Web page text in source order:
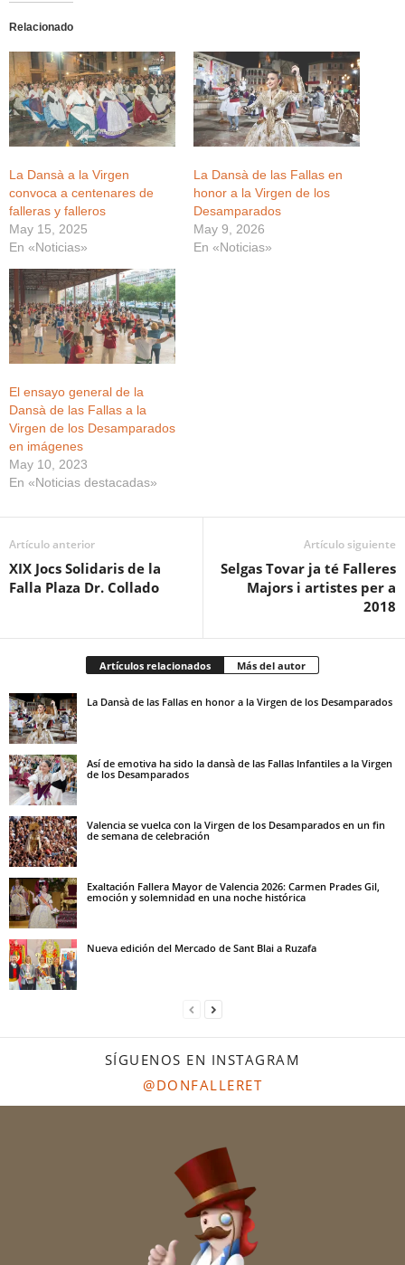
Relacionado
La Dansà a la Virgen
convoca a centenares de
falleras y falleros
May 15, 2025
En «Noticias»
La Dansà de las Fallas en
honor a la Virgen de los
Desamparados
May 9, 2026
En «Noticias»
El ensayo general de la
Dansà de las Fallas a la
Virgen de los Desamparados
en imágenes
May 10, 2023
En «Noticias destacadas»
Artículo anterior
XIX Jocs Solidaris de la
Falla Plaza Dr. Collado
Artículo siguiente
Selgas Tovar ja té Falleres
Majors i artistes per a
2018
Artículos relacionados Más del autor
La Dansà de las Fallas en honor a la Virgen de los Desamparados
Así de emotiva ha sido la dansà de las Fallas Infantiles a la Virgen
de los Desamparados
Valencia se vuelca con la Virgen de los Desamparados en un fin
de semana de celebración
Exaltación Fallera Mayor de Valencia 2026: Carmen Prades Gil,
emoción y solemnidad en una noche histórica
Nueva edición del Mercado de Sant Blai a Ruzafa
SÍGUENOS EN INSTAGRAM
@DONFALLERET